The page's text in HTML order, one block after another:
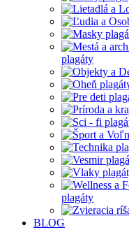
plagáty
plagáty
BLOG